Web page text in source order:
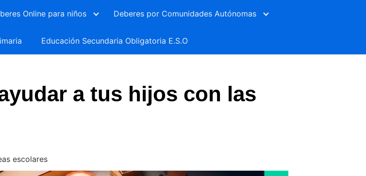
Online para niños Deberes por Comunidades Autónomas
Educación Secundaria Obligatoria E.S.O
a tus hijos con las
escolares